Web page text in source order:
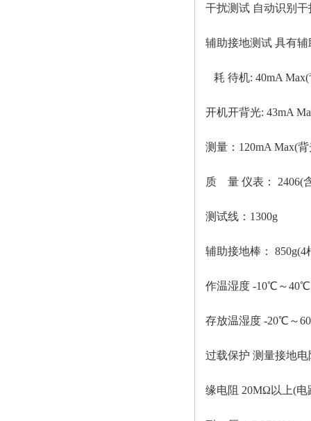
干扰测试 自动识别
辅助接地测试 具有辅
耗 待机: 40mA
开机开背光: 43mA
测量： 120mA Max(
质 量 仪表： 2406(
测试线： 1300g
辅助接地棒： 850g(4
作温湿度 -10℃～40℃
存放温湿度 -20℃～
过载保护 测量接地电
缘电阻 20MΩ以上(电